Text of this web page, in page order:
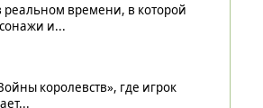
реальном времени, в которой
и...
королевств», где игрок